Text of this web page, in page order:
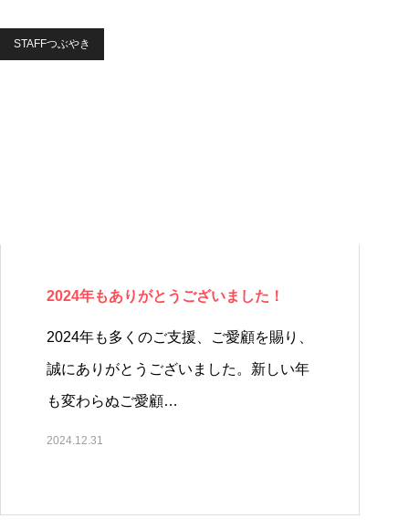
STAFFつぶやき
2024年もありがとうございました！
2024年も多くのご支援、ご愛顧を賜り、
誠にありがとうございました。新しい年
も変わらぬご愛顧…
2024.12.31